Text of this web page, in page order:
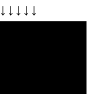
↓ ↓ ↓ ↓ ↓